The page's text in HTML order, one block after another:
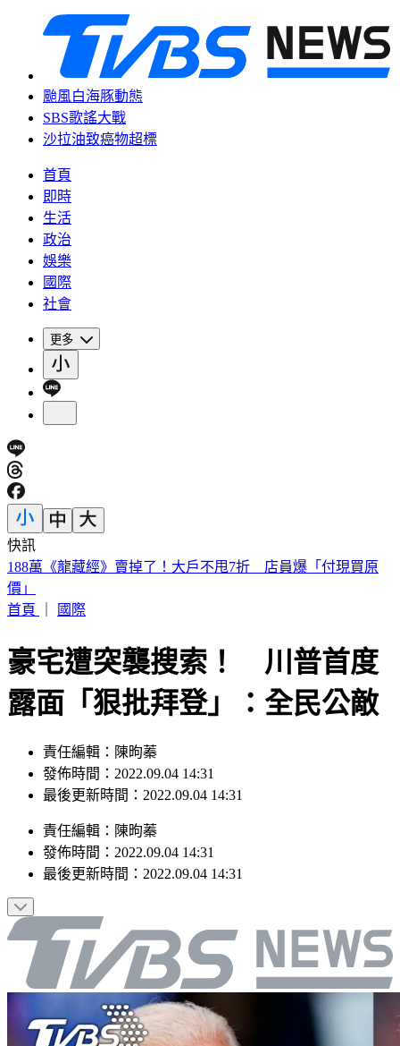
颱風白海豚動態
SBS歌謠大戰
沙拉油致癌物超標
首頁
即時
生活
政治
娛樂
國際
社會
更多
快訊
遠見天下創辦人高希均90歲辭世！「長壽5秘訣」曝 醫生也
認同
首頁
國際
豪宅遭突襲搜索！ 川普首度
露面「狠批拜登」：全民公敵
責任編輯：陳昫蓁
發佈時間：2022.09.04 14:31
最後更新時間：2022.09.04 14:31
責任編輯 ： 陳昫蓁
發佈時間： 2022.09.04 14:31
最後更新時間： 2022.09.04 14:31